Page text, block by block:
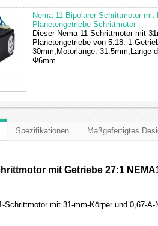
Nema 11 Bipolarer Schrittmotor
Planetengetriebe Schrittmotor
Dieser Nema 11 Schrittmotor mit
Planetengetriebe von 5.18: 1
30mm;Motorlänge: 31.5mm;Länge
Φ6mm.
Spezifikationen Maßgefertigtes
mit Getriebe 27:1
Schrittmotor mit 31-mm-Körper und 0,67-